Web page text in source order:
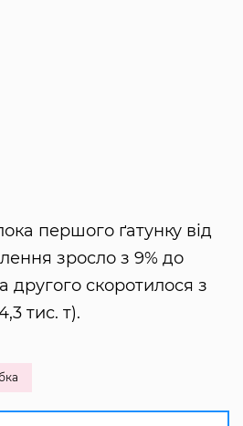
першого ґатунку від
зросло з 9% до
а другого скоротилося з
тис. т).